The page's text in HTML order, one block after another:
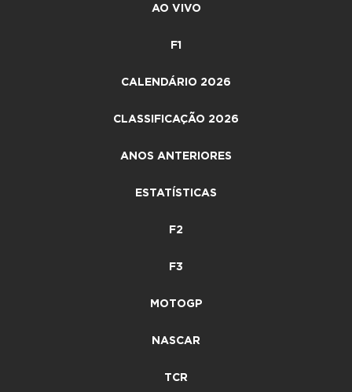
AO VIVO
F1
CALENDÁRIO 2026
CLASSIFICAÇÃO 2026
ANOS ANTERIORES
ESTATÍSTICAS
F2
F3
MOTOGP
NASCAR
TCR